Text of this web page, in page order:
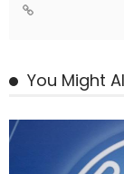
You Might